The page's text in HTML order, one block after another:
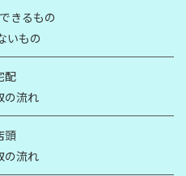
きるもの
いもの
配
の流れ
頭
の流れ